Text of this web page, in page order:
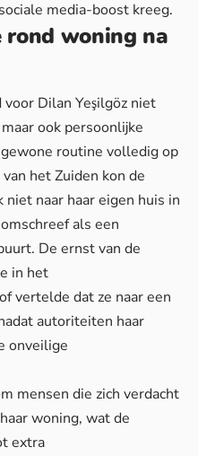
media-boost kreeg.
woning na
voor Dilan Yeşilgöz niet
ook persoonlijke
routine volledig op
het Zuiden kon de
naar haar eigen huis in
als een
De ernst van de
in het
vertelde dat ze naar een
autoriteiten haar
onveilige
mensen die zich verdacht
woning, wat de
extra